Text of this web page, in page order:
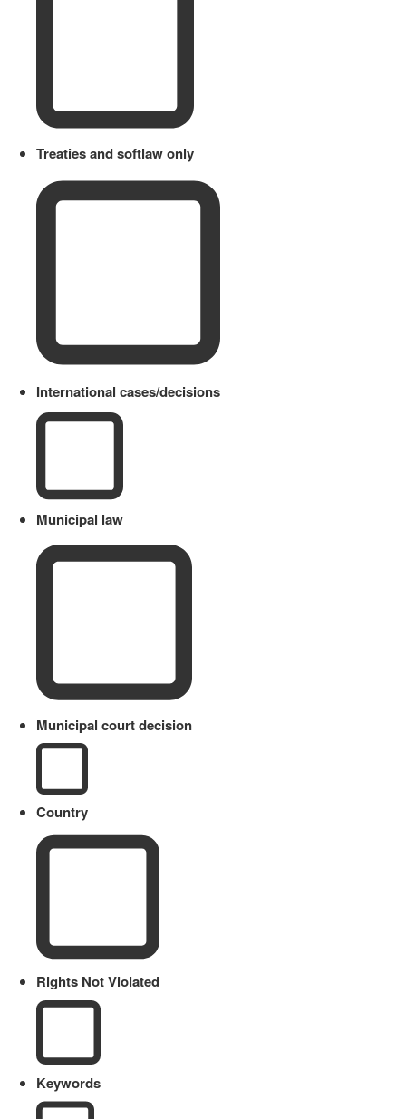
Treaties and softlaw only
International cases/decisions
Municipal law
Municipal court decision
Country
Rights Not Violated
Keywords